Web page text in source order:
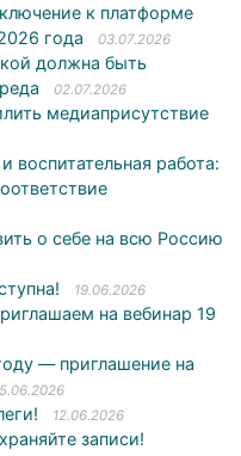
к платформе
года
03.07.2026
должна быть
02.07.2026
медиаприсутствие
воспитательная работа:
о себе на всю Россию
19.06.2026
на вебинар 19
— приглашение на
12.06.2026
записи!